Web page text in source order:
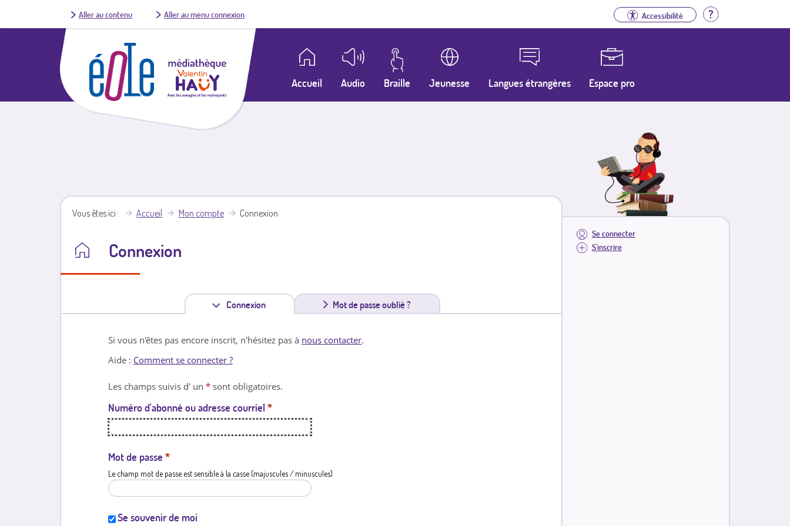
Aller au contenu Aller au menu connexion Accessibilité Aide
Accueil Audio Braille Jeunesse Langues étrangères Espace pro
Se connecter
S'inscrire
Vous êtes ici Accueil Mon compte Connexion
Connexion
Connexion
n
l
e
Mot de passe oublié ?
Si vous n'êtes pas encore inscrit, n'hésitez pas à nous contacter.
Aide : Comment se connecter ?
Les champs suivis d' un * sont obligatoires.
Numéro d'abonné ou adresse courriel *
Mot de passe *
Le champ mot de passe est sensible à la casse (majuscules / minuscules)
Se souvenir de moi